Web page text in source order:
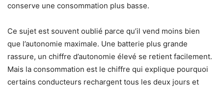
conserve une consommation plus basse.
Ce sujet est souvent oublié parce qu’il vend moins bien
que l’autonomie maximale. Une batterie plus grande
rassure, un chiffre d’autonomie élevé se retient facilement.
Mais la consommation est le chiffre qui explique pourquoi
certains conducteurs rechargent tous les deux jours et